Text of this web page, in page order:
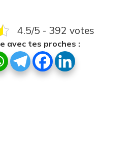
4.5/5 - 392 votes
avec tes proches :